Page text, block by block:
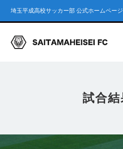
埼玉平成高校サッカー部 公式ホームページ
試合結